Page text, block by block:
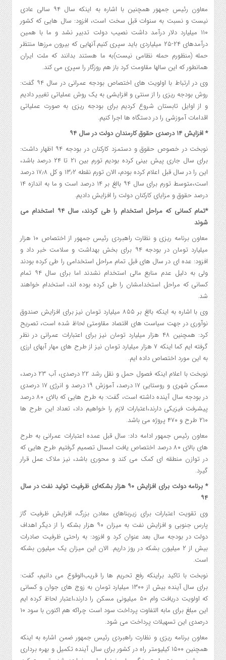
معاون رئیس جمهور همچنین با اشاره به اینکه سال ۹۴ سالی عادی
نیست و نسبت به سنوات قبل سخت است، افزود: سال هایی که کشور
۱۱۰ میلیارد دلار درآمد داشت نصیب دولت تدبیر نشد و ما با همین
درآمدهای ۲۴-۲۵ میلیاردی باید سپری کنیم.آنهایی که بیرون مرزها منتظر
حمله (منظورم حمله نظامی نیست)به ما هستند بدانند که ملت ایران
همانطور که این سالها مقاومت کرد باز هم روزگار را سپری می کند.
وی در ارتباط با اولویت های اختصاص بودجه عمرانی در سال ۹۴ گفت:
روش بودجه ریزی را از سنتی و افزایشی به یک روش عملیاتی تغییر دادیم
و از اوایل تابستان شروع کردیم برای بودجه ریزی به صورت عملیاتی
اقدامات آموزشی را در دستگاه ها اجرا کنیم.
* افزایش ۱۴ درصدی حقوق کارمندان دولت در سال ۹۴
نوبخت در خصوص حقوق و دستمزد کارکنان در بودجه ۹۴ اظهار داشت:
برای سال جاری پیش بینی کرده بودیم تورم بین ۲۱ تا ۲۴ درصد باشد،
این را در سال قبل اعلام کرده بودم، الان تورم نقطه ۱۳٫۲ و کل ۱۷٫۸ درصد
است،‌متوسط تورم برای سال ۹۴ بالغ بر ۱۴ درصد است و ما به اندازه ۱۴
درصد حقوق و مزایای کارکنان دولت را افزایش دادیم.
*تمام کسانی که مراحل استخدام را طی کردند، سال ۹۴ استخدام می
شوند
معاون برنامه ریزی و نظارت راهبردی رئیس جمهور از اختصاص ۱۰ هزار
میلیارد تومان در بودجه ۹۴ برای بخش بهداشت و سلامت خبر داد و
افزود: عده ای در سال های قبل تمام مراحل استخدامی را طی کرده بودند
ولی به دلیل عدم منابع مالی استخدام نشدند اما برای سال ۹۴ تمام
کسانی که مراحل استخدامشان را طی کرده بوده اند، استخدام خواهند
شد.
وی با اشاره به اینکه بالغ بر ۸۵۵ میلیارد تومان نیز برای افزایش صندوق
نوآوری در جهت سیاست های اقتصاد مقاومتی لحاظ شده است، تصریح
کرد: همچنین ۴۸ هزار میلیارد تومان نیز برای اعتبارات عمرانی در نظر
گرفته ایم کما اینکه ۷ هزار میلیارد تومان نیز از طرح های مهار آبهای ارزی
به این مورد اختصاص داده ایم.
نوبخت با اعلام اینکه فصول حمل و نقل رشد ۲۲ درصدی، آب ۲۳ درصد،
مسکن شهری و روستایی ۱۷ درصد، آموزش ۱۹ درصد و انرژی ۱۷ درصدی
در بودجه سال آینده داشته است، گفت: به طرح هایی که بالای ۸۰ درصد
پیشرفت فیزیکی دارند،‌اعتبارات لازم را خواهیم داد، تعداد این طرح ها
۲۱۰ طرح و ۴۷۰ پروژه می باشد.
معاون رئیس جمهور ادامه داد: سال قبل عمده اعتبارات عمرانی به طرح
های بالای ۸۰ درصد اختصاص یافت امسال تصمیم گرفتیم طرح هایی که
در توازن منطقه ای کمک می کند و محوری باشد، نیز ملاک عمل قرار
گیرد.
* برنامه دولت برای افزایش ۹۰ هزار بشکه‌ای ظرفیت تولید نفت در سال
۹۴
وی تقویت اعتبارات برای زیربناهای معادن بزرگ، افزایش ظرفیت گاز
پارس جنوبی و افزایش نفت به میزان ۹۰ هزار بشکه را از دیگر اهداف
دولت در بودجه سال بعد عنوان کرد و افزود: به راحتی ظرفیت صادرات
بیش از ۲ میلیون بشکه در روز داریم. الان این میزان یک میلیون بشکه
است.
نوبخت با تاکید براینکه رفع تحریم ها را قریب‌الوقوع می دانیم، گفت:
برای سال آینده بیش از ۱۳۰۰ میلیارد تومان به زوج های جوان و کسانی
که اولویت دریافت وام ۵۰ میلیونی مسکن را دارند،‌اعتبار لحاظ کرده ایم
این مبلغ برای مابه التفاوت پرداخت سود است چراکه هم اکنون با سود ۱۰
درصدی این تسهیلات پرداخت می شود.
معاون برنامه ریزی و نظارت راهبردی رئیس جمهور ضمن اشاره به اینکه
همچنین ۱۵۰۰ کیلیومتر راه در کشور برای سال آینده تکمیل و بهره برداری